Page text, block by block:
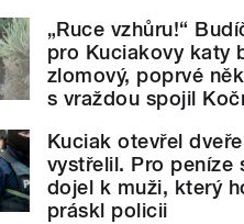
„Ruce vzhůru!“
pro Kuciakovy katy
zlomový, poprvé
s vraždou spojil
Kuciak otevřel
vystřelil. Pro peníze
dojel k muži, který
práskl policii